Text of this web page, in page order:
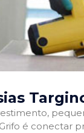
é conectar